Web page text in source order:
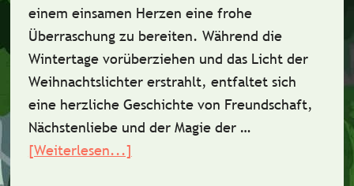
einem einsamen Herzen eine frohe
Überraschung zu bereiten. Während die
Wintertage vorüberziehen und das Licht der
Weihnachtslichter erstrahlt, entfaltet sich
eine herzliche Geschichte von Freundschaft,
Nächstenliebe und der Magie der …
[Weiterlesen...]